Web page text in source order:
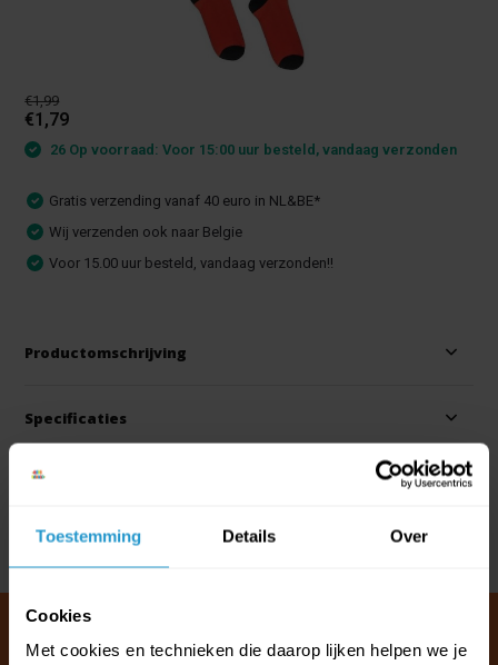
Toestemming Details Over
Cookies
Met cookies en technieken die daarop lijken helpen we je
€1,99
€1,79
26 Op voorraad: Voor 15:00 uur besteld, vandaag verzonden
Gratis verzending vanaf 40 euro in NL&BE*
Wij verzenden ook naar Belgie
Voor 15.00 uur besteld, vandaag verzonden!!
Productomschrijving
Specificaties
Reviews
Delen